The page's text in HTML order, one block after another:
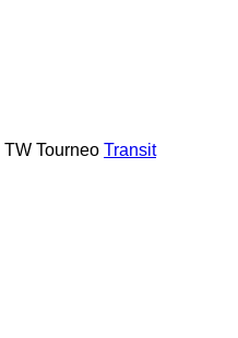
TW Tourneo Transit